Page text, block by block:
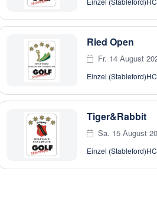
Ried Open
Fr. 14 August
Einzel (Stableford)
Tiger&Rabbit
Sa. 15 August
Einzel (Stableford)